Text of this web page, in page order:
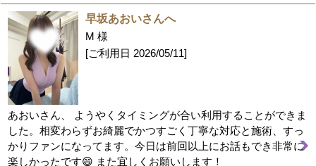
早坂あおいさんへ
M 様
[ご利用日 2026/05/11]
あおいさん、 ようやくタイミングが合い利用することができま
した。相変わらずお綺麗でかつすごく丁寧な対応と施術、すっ
かりファンになってます。今日は前回以上にお話もでき非常に
楽しかったです😄 また宜しくお願いします！